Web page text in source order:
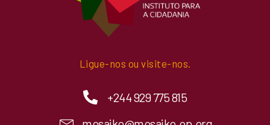
Ligue-nos ou visite-nos.
+244 929 775 815